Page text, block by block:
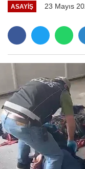
ASAYIŞ 23 Mayıs